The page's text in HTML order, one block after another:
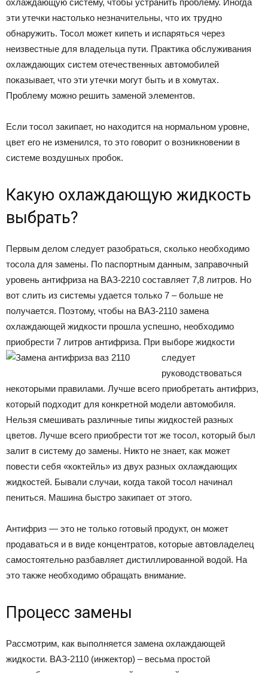
эти утечки настолько незначительны, что их трудно
обнаружить. Тосол может кипеть и испаряться через
неизвестные для владельца пути. Практика обслуживания
охлаждающих систем отечественных автомобилей
показывает, что эти утечки могут быть и в хомутах.
Проблему можно решить заменой элементов.
Если тосол закипает, но находится на нормальном уровне,
цвет его не изменился, то это говорит о возникновении в
системе воздушных пробок.
Какую охлаждающую жидкость
выбрать?
Первым делом следует разобраться, сколько необходимо
тосола для замены. По паспортным данным, заправочный
уровень антифриза на ВАЗ-2210 составляет 7,8 литров. Но
вот слить из системы удается только 7 – больше не
получается. Поэтому, чтобы на ВАЗ-2110 замена
охлаждающей жидкости прошла успешно, необходимо
приобрести 7 литров антифриза. При выборе жидкости
следует
руководствоваться
некоторыми правилами. Лучше всего приобретать антифриз,
который подходит для конкретной модели автомобиля.
Нельзя смешивать различные типы жидкостей разных
цветов. Лучше всего приобрести тот же тосол, который был
залит в систему до замены. Никто не знает, как может
повести себя «коктейль» из двух разных охлаждающих
жидкостей. Бывали случаи, когда такой тосол начинал
пениться. Машина быстро закипает от этого.
Антифриз — это не только готовый продукт, он может
продаваться и в виде концентратов, которые автовладелец
самостоятельно разбавляет дистиллированной водой. На
это также необходимо обращать внимание.
Процесс замены
Рассмотрим, как выполняется замена охлаждающей
жидкости. ВАЗ-2110 (инжектор) – весьма простой